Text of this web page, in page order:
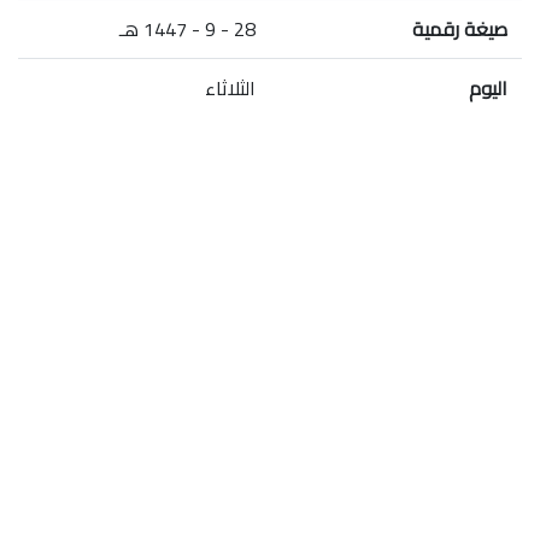
صيغة رقمية
28 - 9 - 1447 هـ
اليوم
الثلاثاء